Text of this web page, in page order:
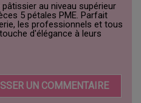
au niveau supérieur
5 pétales PME. Parfait
les professionnels et tous
d'élégance à leurs
UN COMMENTAIRE